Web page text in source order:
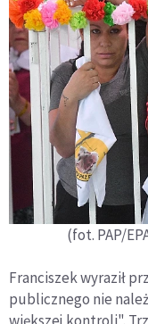
(fot. PAP/
Franciszek wyraził
publicznego nie